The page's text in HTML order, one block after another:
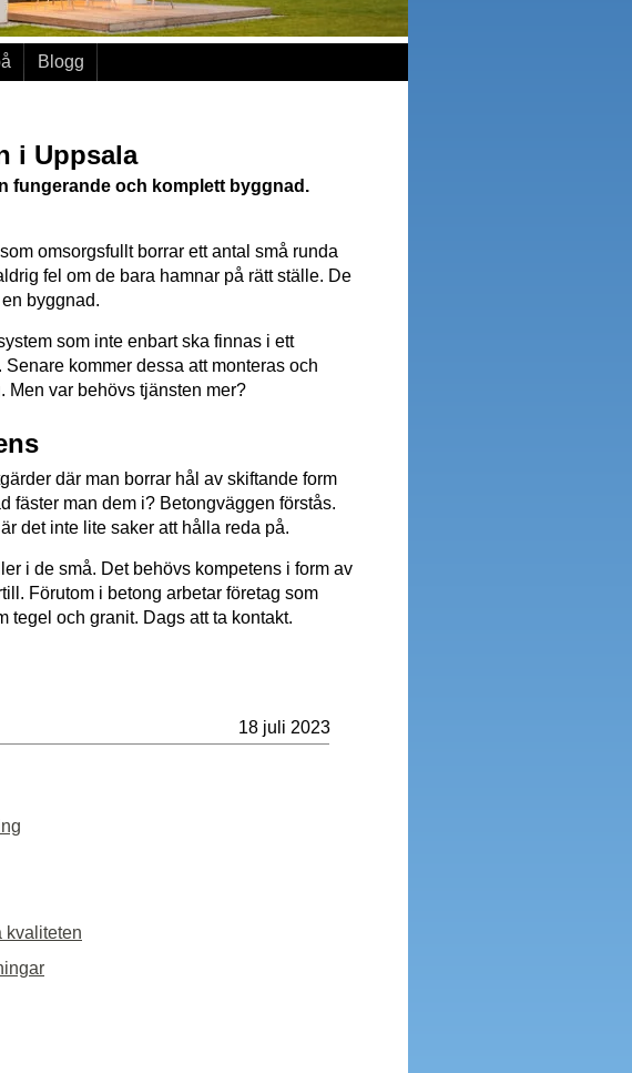
Blogg
i Uppsala
fungerande och komplett byggnad.
omsorgsfullt borrar ett antal små runda
fel om de bara hamnar på rätt ställe. De
byggnad.
som inte enbart ska finnas i ett
kommer dessa att monteras och
Men var behövs tjänsten mer?
där man borrar hål av skiftande form
fäster man dem i? Betongväggen förstås.
det inte lite saker att hålla reda på.
i de små. Det behövs kompetens i form av
Förutom i betong arbetar företag som
tegel och granit. Dags att ta kontakt.
18 juli 2023
kvaliteten